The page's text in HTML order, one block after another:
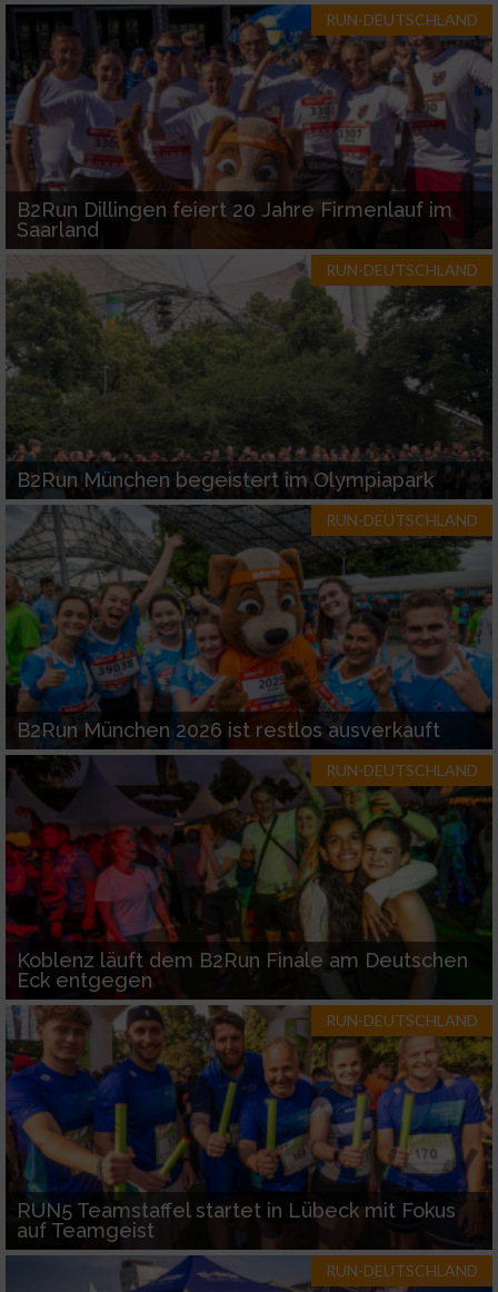
RUN-DEUTSCHLAND
B2Run Dillingen feiert 20 Jahre Firmenlauf im
Saarland
RUN-DEUTSCHLAND
B2Run München begeistert im Olympiapark
RUN-DEUTSCHLAND
B2Run München 2026 ist restlos ausverkauft
RUN-DEUTSCHLAND
Koblenz läuft dem B2Run Finale am Deutschen
Eck entgegen
RUN-DEUTSCHLAND
RUN5 Teamstaffel startet in Lübeck mit Fokus
auf Teamgeist
RUN-DEUTSCHLAND
Entwicklung und Verbesserung der Angebote
Verwendung reduzierter Daten zur Auswahl
von Inhalten
IAB-Besonderheiten:
Verwendung genauer Standortdaten
Geräte anhand von aktiv angeforderten
Informationen identifizieren
Nicht-IAB-Verarbeitungszwecke:
Notwendig
Performance
Funktional
Werbung